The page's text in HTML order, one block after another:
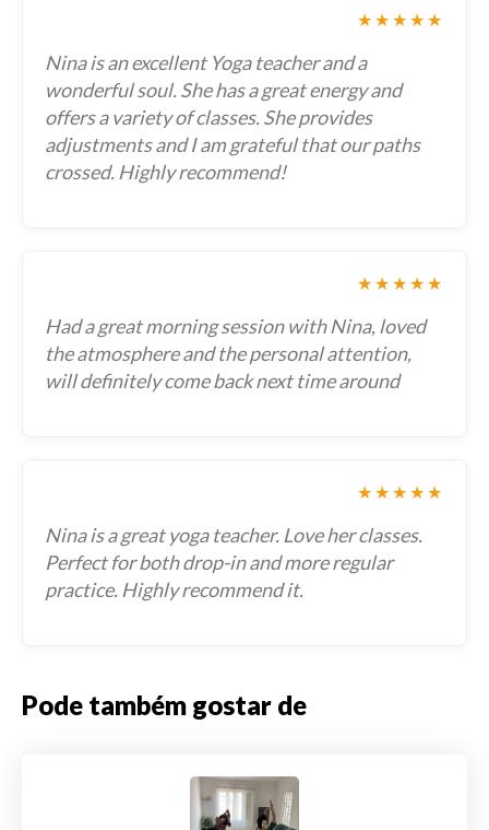
★★★★★
Nina is an excellent Yoga teacher and a
wonderful soul. She has a great energy and
offers a variety of classes. She provides
adjustments and I am grateful that our paths
crossed. Highly recommend!
★★★★★
Had a great morning session with Nina, loved
the atmosphere and the personal attention,
will definitely come back next time around
★★★★★
Nina is a great yoga teacher. Love her classes.
Perfect for both drop-in and more regular
practice. Highly recommend it.
Pode também gostar de